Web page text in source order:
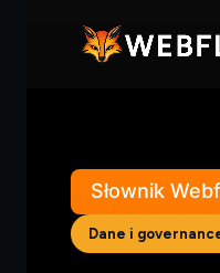
Słownik
Dane i